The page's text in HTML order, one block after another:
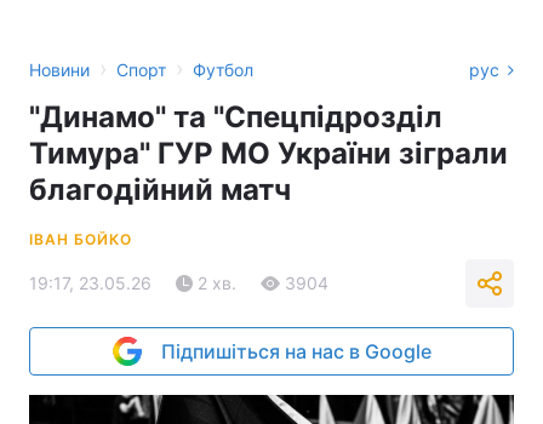
Новини › Спорт › Футбол рус
"Динамо" та "Спецпідрозділ
Тимура" ГУР МО України зіграли
благодійний матч
ІВАН БОЙКО
19:17, 23.05.26 2 хв. 3904
Підпишіться на нас в Google